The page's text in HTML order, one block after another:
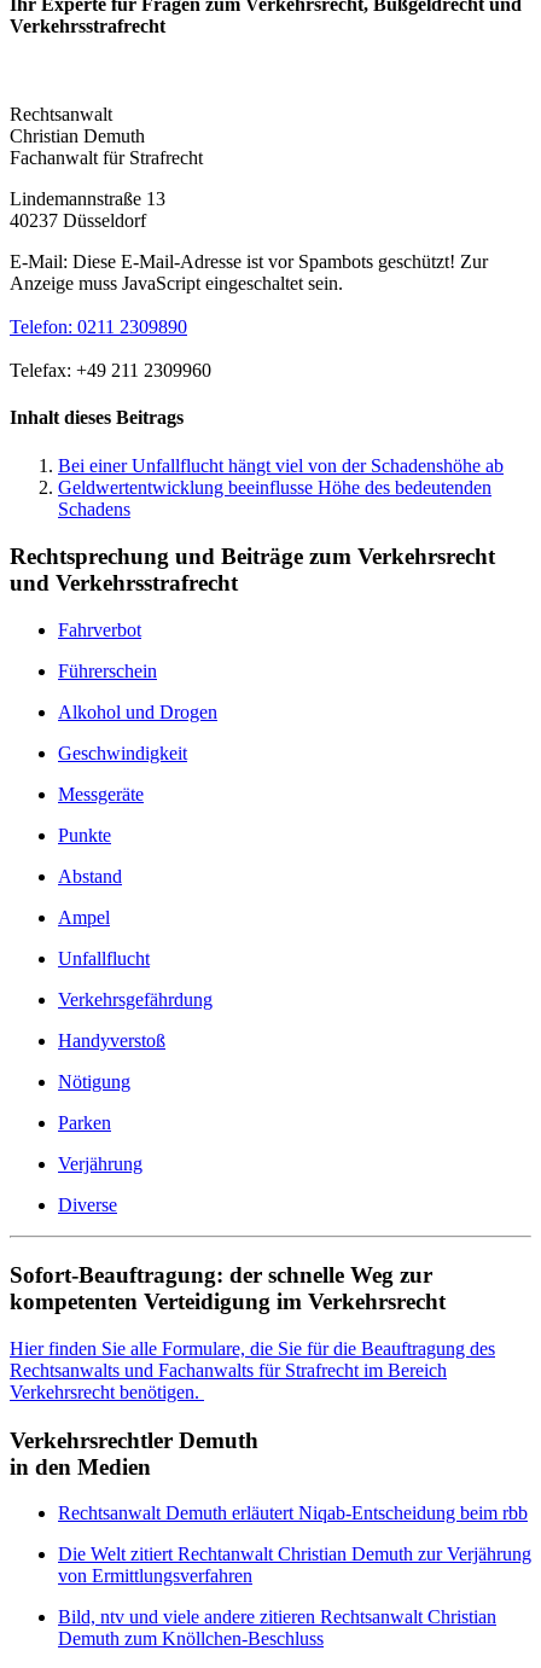
Verkehrs­strafrecht
Rechtsanwalt
Christian Demuth
Fachanwalt für Strafrecht
Lindemannstraße 13
40237 Düsseldorf
E-Mail: Diese E-Mail-Adresse ist vor Spambots geschützt! Zur
Anzeige muss JavaScript eingeschaltet sein.
Telefon: 0211 2309890
Telefax: +49 211 2309960
Inhalt dieses Beitrags
Bei einer Unfallflucht hängt viel von der Schadenshöhe ab
Geldwertentwicklung beeinflusse Höhe des bedeutenden
Schadens
Rechtsprechung und Beiträge zum Verkehrsrecht
und Verkehrsstrafrecht
Fahrverbot
Führerschein
Alkohol und Drogen
Geschwindigkeit
Messgeräte
Punkte
Abstand
Ampel
Unfallflucht
Verkehrsgefährdung
Handyverstoß
Nötigung
Parken
Verjährung
Diverse
Sofort-Beauftragung: der schnelle Weg zur
kompetenten Verteidigung im Verkehrsrecht
Hier finden Sie alle Formulare, die Sie für die Beauftragung des
Rechtsanwalts und Fachanwalts für Strafrecht im Bereich
Verkehrsrecht benötigen.
Verkehrsrechtler Demuth
in den Medien
Rechtsanwalt Demuth erläutert Niqab-Entscheidung beim rbb
Die Welt zitiert Rechtanwalt Christian Demuth zur Verjährung
von Ermittlungsverfahren
Bild, ntv und viele andere zitieren Rechtsanwalt Christian
Demuth zum Knöllchen-Beschluss